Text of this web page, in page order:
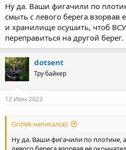
Ну да. Ваши фигачили по
смыть с левого берега взорвав
и хранилище осушить, чтоб
переправиться на другой
dotsent
Тру байкер
12 Июн 2023
Grizlek написал(а):
Ну да. Ваши фигачили по плотине,